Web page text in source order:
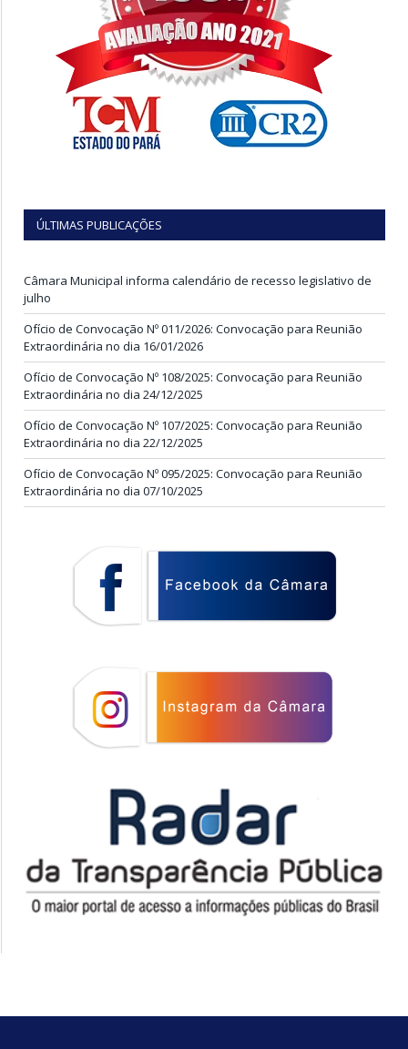
ÚLTIMAS PUBLICAÇÕES
Câmara Municipal informa calendário de recesso legislativo de
julho
Ofício de Convocação Nº 011/2026: Convocação para Reunião
Extraordinária no dia 16/01/2026
Ofício de Convocação Nº 108/2025: Convocação para Reunião
Extraordinária no dia 24/12/2025
Ofício de Convocação Nº 107/2025: Convocação para Reunião
Extraordinária no dia 22/12/2025
Ofício de Convocação Nº 095/2025: Convocação para Reunião
Extraordinária no dia 07/10/2025